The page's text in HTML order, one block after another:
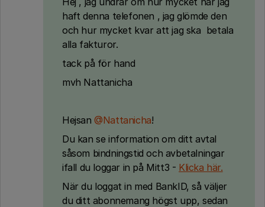
haft denna telefonen , jag glömde den
och hur mycket kvar att jag ska betala
alla fakturor.
tack på för hand
mvh Nattanicha
Hejsan ​@Nattanicha!
Du kan se information om ditt avtal
såsom bindningstid och avbetalningar
ifall du loggar in på Mitt3 - Klicka här.
När du loggat in med BankID, så väljer
du ditt abonnemang högst upp, sedan